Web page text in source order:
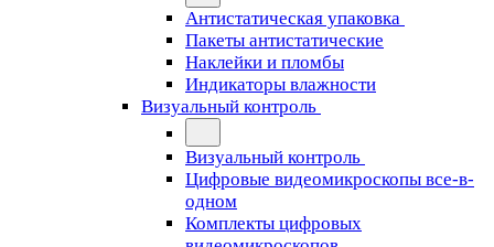
Антистатическая упаковка
Пакеты антистатические
Наклейки и пломбы
Индикаторы влажности
Визуальный контроль
Визуальный контроль
Цифровые видеомикроскопы все-в-
одном
Комплекты цифровых